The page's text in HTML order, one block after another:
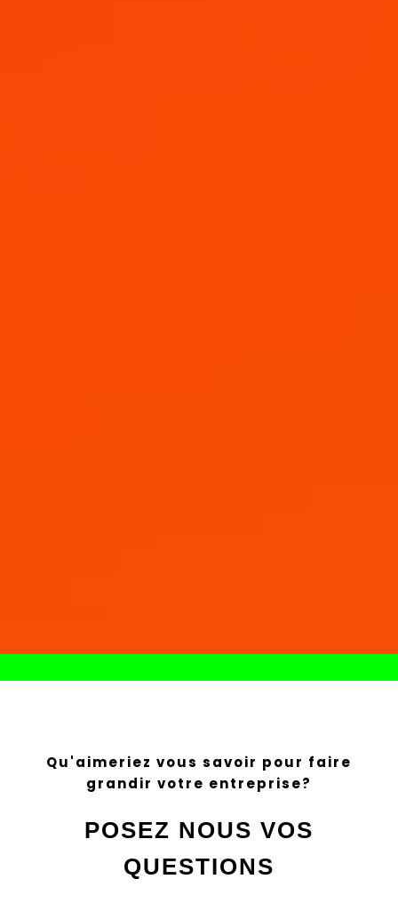
Qu'aimeriez vous savoir pour faire
grandir votre entreprise?
POSEZ NOUS VOS
QUESTIONS